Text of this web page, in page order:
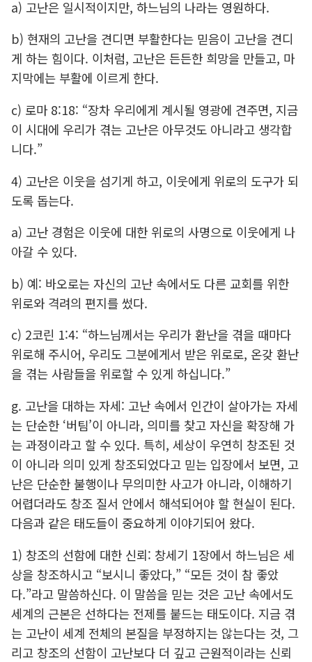
a) 고난은 일시적이지만, 하느님의 나라는 영원하다.
b) 현재의 고난을 견디면 부활한다는 믿음이 고난을 견디
게 하는 힘이다. 이처럼, 고난은 든든한 희망을 만들고, 마
지막에는 부활에 이르게 한다.
c) 로마 8:18: “장차 우리에게 계시될 영광에 견주면, 지금
이 시대에 우리가 겪는 고난은 아무것도 아니라고 생각합
니다.”
4) 고난은 이웃을 섬기게 하고, 이웃에게 위로의 도구가 되
도록 돕는다.
a) 고난 경험은 이웃에 대한 위로의 사명으로 이웃에게 나
아갈 수 있다.
b) 예: 바오로는 자신의 고난 속에서도 다른 교회를 위한
위로와 격려의 편지를 썼다.
c) 2코린 1:4: “하느님께서는 우리가 환난을 겪을 때마다
위로해 주시어, 우리도 그분에게서 받은 위로로, 온갖 환난
을 겪는 사람들을 위로할 수 있게 하십니다.”
g. 고난을 대하는 자세: 고난 속에서 인간이 살아가는 자세
는 단순한 ‘버팀’이 아니라, 의미를 찾고 자신을 확장해 가
는 과정이라고 할 수 있다. 특히, 세상이 우연히 창조된 것
이 아니라 의미 있게 창조되었다고 믿는 입장에서 보면, 고
난은 단순한 불행이나 무의미한 사고가 아니라, 이해하기
어렵더라도 창조 질서 안에서 해석되어야 할 현실이 된다.
다음과 같은 태도들이 중요하게 이야기되어 왔다.
1) 창조의 선함에 대한 신뢰: 창세기 1장에서 하느님은 세
상을 창조하시고 “보시니 좋았다,” “모든 것이 참 좋았
다.”라고 말씀하신다. 이 말씀을 믿는 것은 고난 속에서도
세계의 근본은 선하다는 전제를 붙드는 태도이다. 지금 겪
는 고난이 세계 전체의 본질을 부정하지는 않는다는 것, 그
리고 창조의 선함이 고난보다 더 깊고 근원적이라는 신뢰